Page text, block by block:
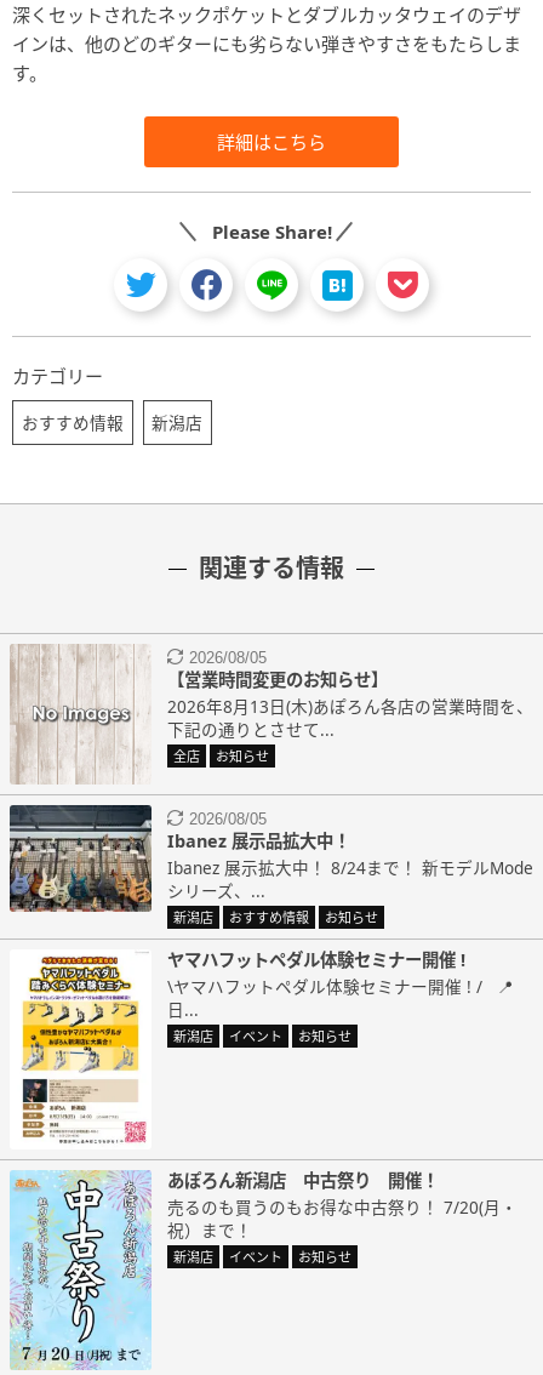
深くセットされたネックポケットとダブルカッタウェイのデザ
インは、他のどのギターにも劣らない弾きやすさをもたらしま
す。
詳細はこちら
Please Share!
カテゴリー
おすすめ情報 新潟店
関連する情報
2026/08/05
【営業時間変更のお知らせ】
2026年8月13日(木)あぽろん各店の営業時間を、
下記の通りとさせて...
全店 お知らせ
2026/08/05
Ibanez 展示品拡大中！
Ibanez 展示拡大中！ 8/24まで！ 新モデルMode
シリーズ、...
新潟店 おすすめ情報 お知らせ
ヤマハフットペダル体験セミナー開催 !
\ヤマハフットペダル体験セミナー開催 ! / 📍
日...
新潟店 イベント お知らせ
あぽろん新潟店 中古祭り 開催！
売るのも買うのもお得な中古祭り！ 7/20(月・
祝）まで！
新潟店 イベント お知らせ